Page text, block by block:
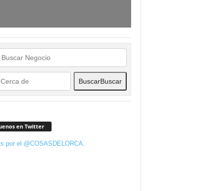
BuscarBuscar
en Twitter
por el @COSASDELORCA.